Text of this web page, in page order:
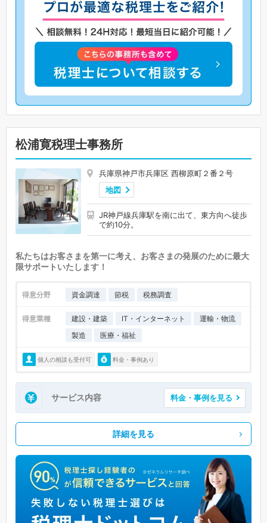
松浦寛税理士事務所
兵庫県神戸市兵庫区 西柳原町２番２号
地図
JR神戸線兵庫駅を南に出て、東方向へ徒歩
で約10分。
私たちはお客さまを第一に考え、お客さまの発展のために最大
限サポートいたします！
得意分野 資金調達 節税 税務調査
得意業種 建設・建築 IT・インターネット
運輸・物流
製造
医療・福祉
個人の相談も受付可 料金・事例あり
サービス内容 料金・事例を見る
詳細を見る